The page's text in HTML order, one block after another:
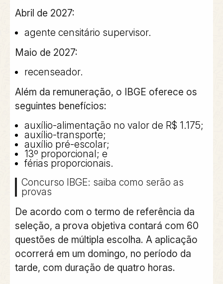
Abril de 2027:
agente censitário supervisor.
Maio de 2027:
recenseador.
Além da remuneração, o IBGE oferece os
seguintes benefícios:
auxílio-alimentação no valor de R$ 1.175;
auxílio-transporte;
auxílio pré-escolar;
13º proporcional; e
férias proporcionais.
Concurso IBGE: saiba como serão as
provas
De acordo com o termo de referência da
seleção, a prova objetiva contará com 60
questões de múltipla escolha. A aplicação
ocorrerá em um domingo, no período da
tarde, com duração de quatro horas.